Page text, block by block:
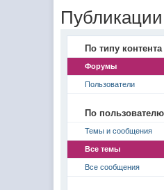
По типу контента
Форумы
Пользователи
По пользователю
Темы и сообщения
Все темы
Все сообщения